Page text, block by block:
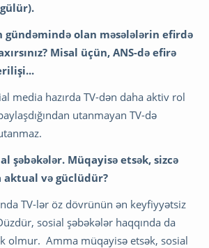
gündəmində olan məsələlərin efirdə
Misal üçün, ANS-də efirə
media hazırda TV-dən daha aktiv rol
utanmayan TV-də
şəbəkələr. Müqayisə etsək, sizcə
aktual və güclüdür?
TV-lər öz dövrünün ən keyfiyyətsiz
sosial şəbəkələr haqqında da
olmur. Amma müqayisə etsək, sosial